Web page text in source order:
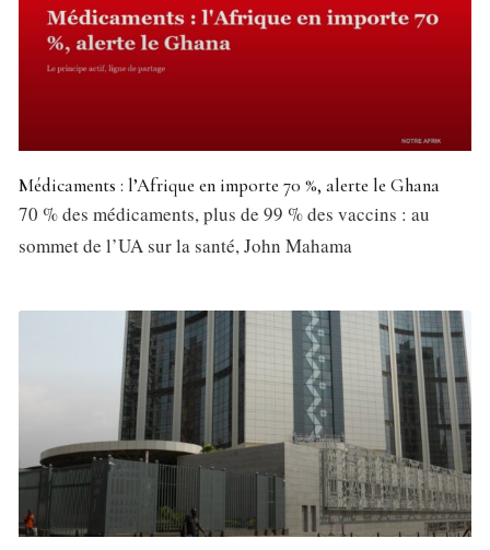
Médicaments : l’Afrique en importe 70 %, alerte le Ghana
70 % des médicaments, plus de 99 % des vaccins : au
sommet de l’UA sur la santé, John Mahama